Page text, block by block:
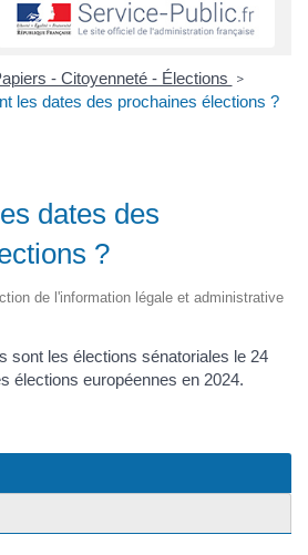
- Citoyenneté - Élections >
les dates des prochaines élections ?
dates des
?
de l'information légale et administrative
sont les élections sénatoriales le 24
élections européennes en 2024.